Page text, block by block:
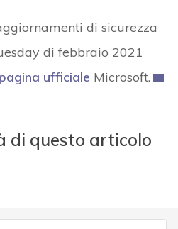
di sicurezza
di febbraio 2021
pagina ufficiale Microsoft.
di questo articolo